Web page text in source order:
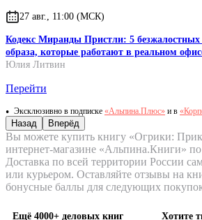
27 авг., 11:00 (МСК)
Кодекс Миранды Пристли: 5 безжалостных
образа, которые работают в реальном
Юлия Литвин
Перейти
Эксклюзивно в подписке «Альпина.Плюс» и в
Назад Вперёд
Вы можете купить книгу «Огрики:
интернет-магазине «Альпина.Книги»
Доставка по всей территории России
или курьером. Оставляйте отзывы на
бонусные баллы для следующих
Ещё 4000+ деловых книг Хотите